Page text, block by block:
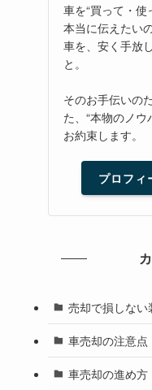
車を“買って・
本当に伝えたい
車を、安く手放
と。
そのお手伝いの
た、“本物のノ
お約束します。
プロフィ
売却で損しない
車売却の注意点
車売却の進め方